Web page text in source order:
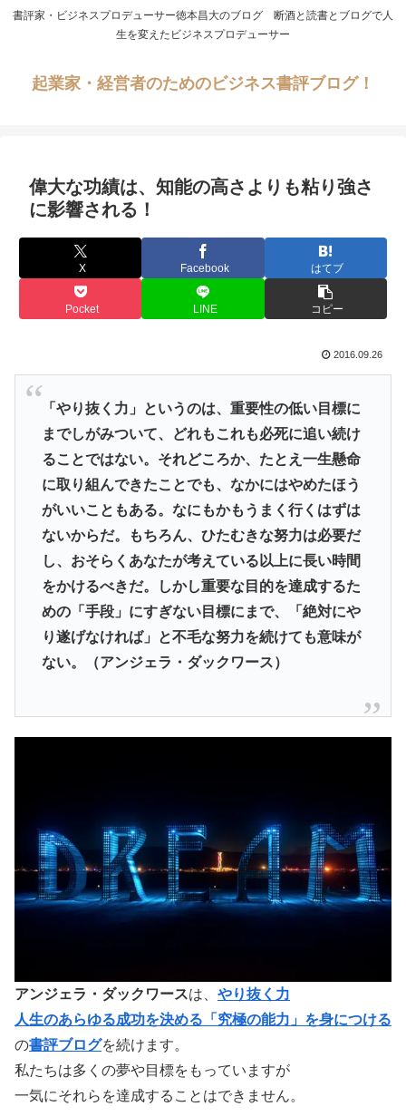
書評家・ビジネスプロデューサー徳本昌大のブログ 断酒と読書とブログで人
生を変えたビジネスプロデューサー
起業家・経営者のためのビジネス書評ブログ！
偉大な功績は、知能の高さよりも粘り強さ
に影響される！
X Facebook はてブ
Pocket LINE コピー
2016.09.26
「やり抜く力」というのは、重要性の低い目標に
までしがみついて、どれもこれも必死に追い続け
ることではない。それどころか、たとえ一生懸命
に取り組んできたことでも、なかにはやめたほう
がいいこともある。なにもかもうまく行くはずは
ないからだ。もちろん、ひたむきな努力は必要だ
し、おそらくあなたが考えている以上に長い時間
をかけるべきだ。しかし重要な目的を達成するた
めの「手段」にすぎない目標にまで、「絶対にや
り遂げなければ」と不毛な努力を続けても意味が
ない。（アンジェラ・ダックワース）
アンジェラ・ダックワースは、 やり抜く力
人生のあらゆる成功を決める「究極の能力」を身につける
の書評ブログを続けます。
私たちは多くの夢や目標をもっていますが
一気にそれらを達成することはできません。